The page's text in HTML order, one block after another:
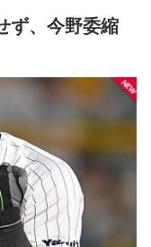
ず、今野委縮